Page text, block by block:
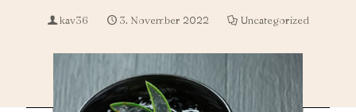
kav36 3. November 2022 Uncategorized